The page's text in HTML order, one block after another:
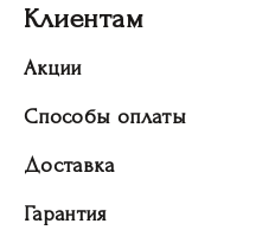
Клиентам
Акции
Способы оплаты
Доставка
Гарантия